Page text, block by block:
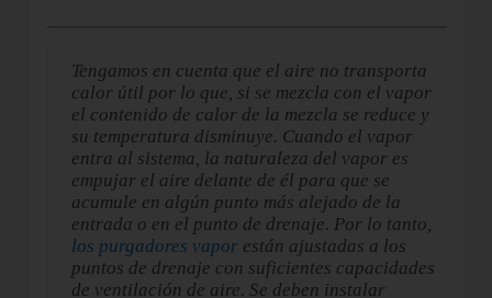
Tengamos en cuenta que el aire no transporta
calor útil por lo que, si se mezcla con el vapor
el contenido de calor de la mezcla se reduce y
su temperatura disminuye. Cuando el vapor
entra al sistema, la naturaleza del vapor es
empujar el aire delante de él para que se
acumule en algún punto más alejado de la
entrada o en el punto de drenaje. Por lo tanto,
los purgadores vapor están ajustadas a los
puntos de drenaje con suficientes capacidades
de ventilación de aire. Se deben instalar